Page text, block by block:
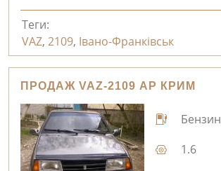
Теги:
VAZ, 2109, Івано-Франківськ
ПРОДАЖ VAZ-2109 АР КРИМ
Бензин
1.6